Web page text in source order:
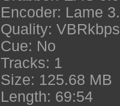
Encoder: Lame
Quality:
Cue: No
Tracks: 1
Size: 125.68 MB
Length: 69:54